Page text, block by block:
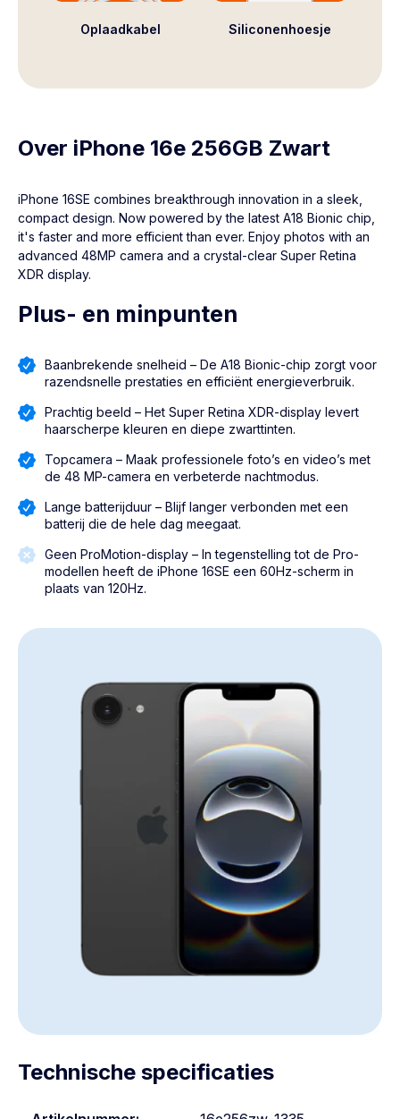
Oplaadkabel Siliconenhoesje
Over iPhone 16e 256GB Zwart
iPhone 16SE combines breakthrough innovation in a sleek,
compact design. Now powered by the latest A18 Bionic chip,
it's faster and more efficient than ever. Enjoy photos with an
advanced 48MP camera and a crystal-clear Super Retina
XDR display.
Plus- en minpunten
Baanbrekende snelheid – De A18 Bionic-chip zorgt voor
razendsnelle prestaties en efficiënt energieverbruik.
Prachtig beeld – Het Super Retina XDR-display levert
haarscherpe kleuren en diepe zwarttinten.
Topcamera – Maak professionele foto’s en video’s met
de 48 MP-camera en verbeterde nachtmodus.
Lange batterijduur – Blijf langer verbonden met een
batterij die de hele dag meegaat.
Geen ProMotion-display – In tegenstelling tot de Pro-
modellen heeft de iPhone 16SE een 60Hz-scherm in
plaats van 120Hz.
Technische specificaties